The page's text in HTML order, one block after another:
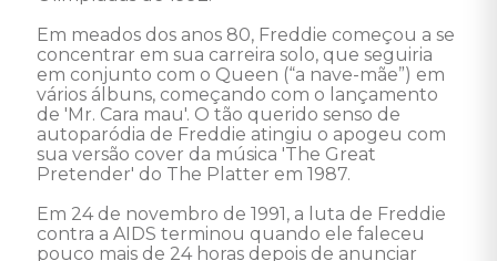
Em meados dos anos 80, Freddie começou a se
concentrar em sua carreira solo, que seguiria
em conjunto com o Queen (“a nave-mãe”) em
vários álbuns, começando com o lançamento
de 'Mr. Cara mau'. O tão querido senso de
autoparódia de Freddie atingiu o apogeu com
sua versão cover da música 'The Great
Pretender' do The Platter em 1987.
Em 24 de novembro de 1991, a luta de Freddie
contra a AIDS terminou quando ele faleceu
pouco mais de 24 horas depois de anunciar